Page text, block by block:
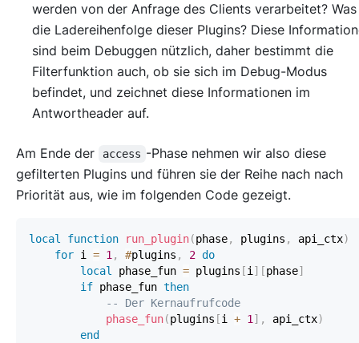
werden von der Anfrage des Clients verarbeitet?
die Ladereihenfolge dieser Plugins? Diese
sind beim Debuggen nützlich, daher bestimmt die
Filterfunktion auch, ob sie sich im Debug-Modus
befindet, und zeichnet diese Informationen im
Antwortheader auf.
Am Ende der access -Phase nehmen wir also diese
gefilterten Plugins und führen sie der Reihe nach nach
Priorität aus, wie im folgenden Code gezeigt.
local function run_plugin(phase, plugins , api_ctx)
for i = 1 , #plugins , 2 do
local
phase_fun = plugins [i ] [phase]
if phase_fun then
-- Der Kernaufrufcode
phase_fun(plugins [i + 1 ] , api_ctx)
end